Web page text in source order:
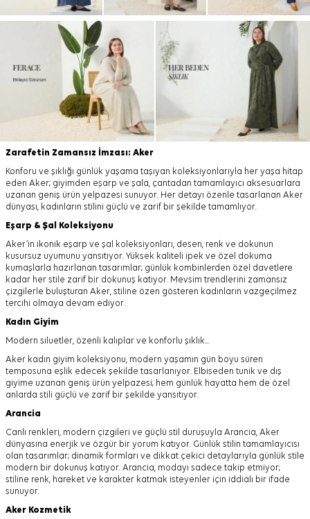
Zarafetin Zamansız İmzası: Aker
Konforu ve şıklığı günlük yaşama taşıyan koleksiyonlarıyla her yaşa hitap
eden Aker; giyimden eşarp ve şala, çantadan tamamlayıcı aksesuarlara
uzanan geniş ürün yelpazesi sunuyor. Her detayı özenle tasarlanan Aker
dünyası, kadınların stilini güçlü ve zarif bir şekilde tamamlıyor.
Eşarp & Şal Koleksiyonu
Aker’in ikonik eşarp ve şal koleksiyonları, desen, renk ve dokunun
kusursuz uyumunu yansıtıyor. Yüksek kaliteli ipek ve özel dokuma
kumaşlarla hazırlanan tasarımlar; günlük kombinlerden özel davetlere
kadar her stile zarif bir dokunuş katıyor. Mevsim trendlerini zamansız
çizgilerle buluşturan Aker, stiline özen gösteren kadınların vazgeçilmez
tercihi olmaya devam ediyor.
Kadın Giyim
Modern siluetler, özenli kalıplar ve konforlu şıklık...
Aker kadın giyim koleksiyonu, modern yaşamın gün boyu süren
temposuna eşlik edecek şekilde tasarlanıyor. Elbiseden tunik ve dış
giyime uzanan geniş ürün yelpazesi; hem günlük hayatta hem de özel
anlarda stili güçlü ve zarif bir şekilde yansıtıyor.
Arancia
Canlı renkleri, modern çizgileri ve güçlü stil duruşuyla Arancia, Aker
dünyasına enerjik ve özgür bir yorum katıyor. Günlük stilin tamamlayıcısı
olan tasarımlar; dinamik formları ve dikkat çekici detaylarıyla günlük stile
modern bir dokunuş katıyor. Arancia, modayı sadece takip etmiyor;
stiline renk, hareket ve karakter katmak isteyenler için iddialı bir ifade
sunuyor.
Aker Kozmetik